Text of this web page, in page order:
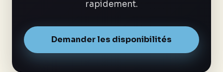
rapidement.
Demander les disponibilités